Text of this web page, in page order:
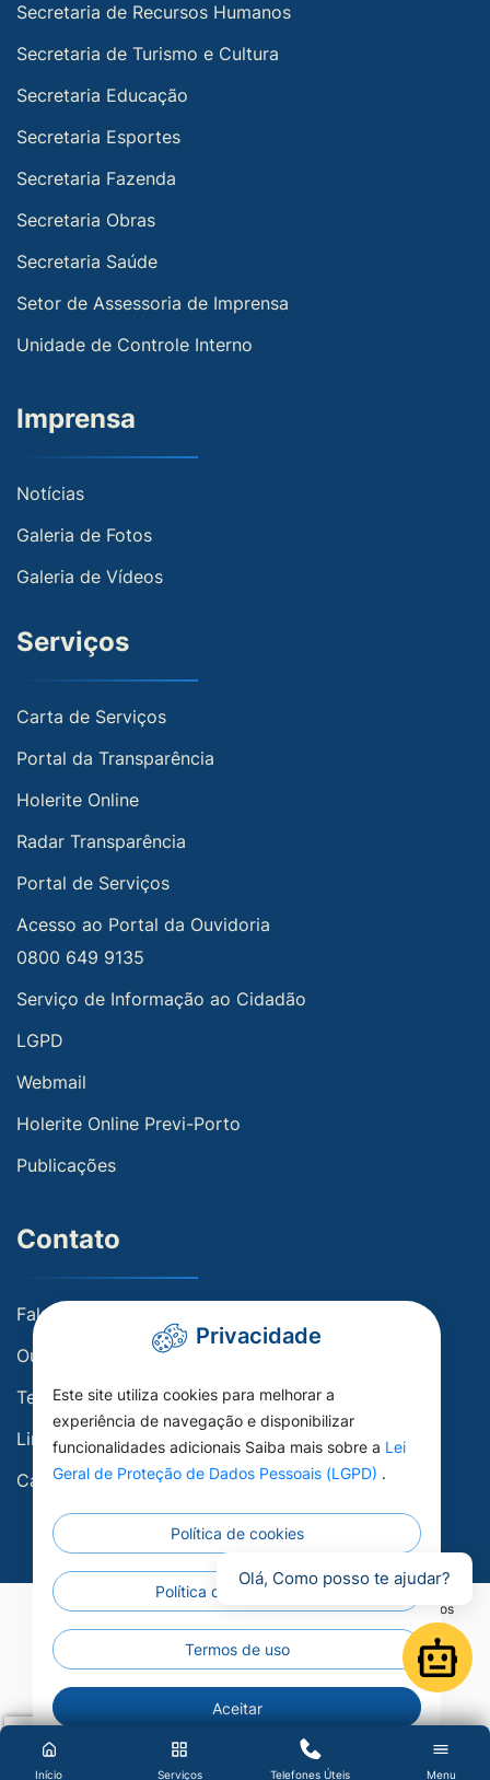
Início Serviços Telefones Úteis Menu
Secretaria de Recursos Humanos
Secretaria de Turismo e Cultura
Secretaria Educação
Secretaria Esportes
Secretaria Fazenda
Secretaria Obras
Secretaria Saúde
Setor de Assessoria de Imprensa
Unidade de Controle Interno
Imprensa
Notícias
Galeria de Fotos
Galeria de Vídeos
Serviços
Carta de Serviços
Portal da Transparência
Holerite Online
Radar Transparência
Portal de Serviços
Acesso ao Portal da Ouvidoria
0800 649 9135
Serviço de Informação ao Cidadão
LGPD
Webmail
Holerite Online Previ-Porto
Publicações
Contato
Fale conosco
Ouvidoria
Telefones Úteis
Links Úteis
Carta de Serviços
©2026 - Prefeitura Municipal de Porto Esperidião - Todos os direitos
reservados.
Privacidade
Este site utiliza cookies para melhorar a
experiência de navegação e disponibilizar
funcionalidades adicionais Saiba mais sobre a Lei
Geral de Proteção de Dados Pessoais (LGPD) .
Política de cookies
Política de privacidade
Termos de uso
Aceitar
Olá, Como posso te ajudar?